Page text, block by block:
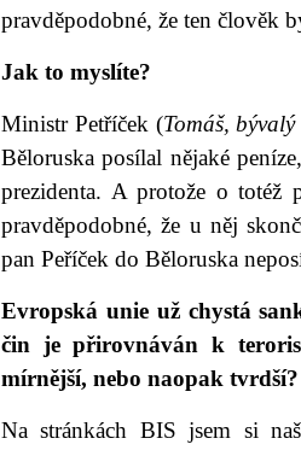
pravděpodobné, že ten člověk
Jak to myslíte?
Ministr Petříček (Tomáš,
Běloruska posílal nějaké
prezidenta. A protože o totéž
pravděpodobné, že u něj
pan Peříček do Běloruska
Evropská unie už chystá
čin je přirovnáván k
mírnější, nebo naopak tvrdší?
Na stránkách BIS jsem si